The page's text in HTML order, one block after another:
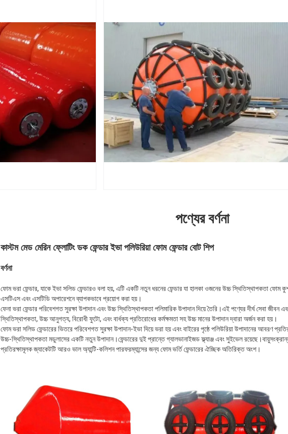
পণ্যের বর্ণনা
কাস্টম মেড মেরিন ফ্লোটিং ডক ফেন্ডার ইভা পলিউরিয়া ফোম ফেন্ডার বোট শিপ
বর্ণনা
ফোম ভরা ফেন্ডার, যাকে ইভা সলিড ফেন্ডারও বলা হয়, এটি একটি নতুন ধরনের ফেন্ডার যা হালকা ওজনের উচ্চ স্থিতিস্থাপকতা ফোম
এসটিএস এবং এসটিডি অপারেশনে ব্যাপকভাবে প্রয়োগ করা হয়।
ফেনা ভরা ফেন্ডার পরিবেশগত সুরক্ষা উপাদান এবং উচ্চ স্থিতিস্থাপকতা পলিমারিক উপাদান দিয়ে তৈরি।এই পণ্যের দীর্ঘ সেবা জীবন
স্থিতিস্থাপকতা, উচ্চ আনুগত্য, বিরোধী ফুটো, এবং বার্ধক্য প্রতিরোধের কর্মক্ষমতা সহ উচ্চ মানের উপাদান দ্বারা অর্জন করা হয়।
ফোম ভরা সলিড ফেন্ডারের ভিতরে পরিবেশগত সুরক্ষা উপাদান-ইভা দিয়ে ভরা হয় এবং বাইরের পৃষ্ঠে পলিউরিয়া উপাদানের আবরণ
উচ্চ-স্থিতিস্থাপকতা মডুলাসের একটি নতুন উপাদান।ফেন্ডারের দুই প্রান্তে গ্যালভানাইজড ফ্ল্যাঞ্জ এবং সুইভেল
প্রতিরক্ষামূলক জ্যাকেটটি আরও ভাল অ্যান্টি-কলিশন পারফরম্যান্সের জন্য ফোম ভর্তি ফেন্ডারের ঐচ্ছিক অতিরিক্ত অংশ।